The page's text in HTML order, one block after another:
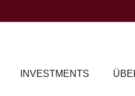
INVESTMENTS